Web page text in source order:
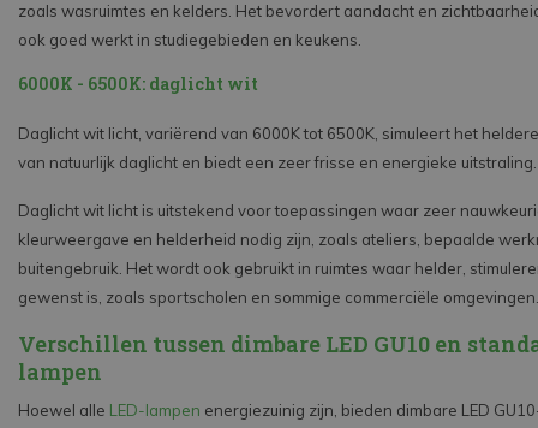
zoals wasruimtes en kelders. Het bevordert aandacht en
ook goed werkt in studiegebieden en keukens.
6000K - 6500K: daglicht wit
Daglicht wit licht, variërend van 6000K tot 6500K, simuleert het
van natuurlijk daglicht en biedt een zeer frisse en energieke uitstraling.
Daglicht wit licht is uitstekend voor toepassingen waar zeer
kleurweergave en helderheid nodig zijn, zoals ateliers, bepaalde
buitengebruik. Het wordt ook gebruikt in ruimtes waar helder,
gewenst is, zoals sportscholen en sommige commerciële omgevingen.
Verschillen tussen dimbare LED GU10 en
lampen
Hoewel alle LED-lampen energiezuinig zijn, bieden dimbare LED